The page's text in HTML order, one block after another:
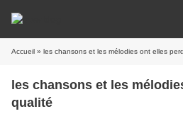
Accueil » les chansons et les mélodies ont elles
les chansons et les
qualité